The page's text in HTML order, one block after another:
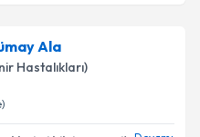
Ala
Hastalıkları)